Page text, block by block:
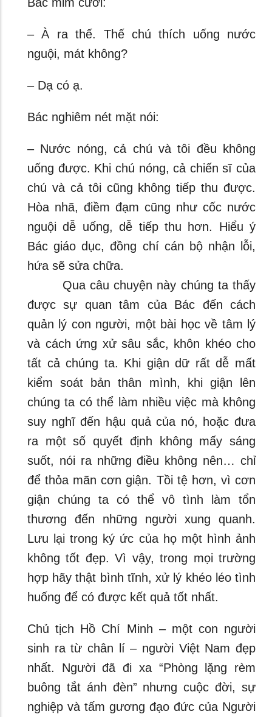
– À ra thế. Thế chú thích uống nước
nguội, mát không?
– Dạ có ạ.
Bác nghiêm nét mặt nói:
– Nước nóng, cả chú và tôi đều không
uống được. Khi chú nóng, cả chiến sĩ của
chú và cả tôi cũng không tiếp thu được.
Hòa nhã, điềm đạm cũng như cốc nước
nguội dễ uống, dễ tiếp thu hơn. Hiểu ý
Bác giáo dục, đồng chí cán bộ nhận lỗi,
hứa sẽ sửa chữa.
Qua câu chuyện này chúng ta thấy
được sự quan tâm của Bác đến cách
quản lý con người, một bài học về tâm lý
và cách ứng xử sâu sắc, khôn khéo cho
tất cả chúng ta. Khi giận dữ rất dễ mất
kiểm soát bản thân mình, khi giận lên
chúng ta có thể làm nhiều việc mà không
suy nghĩ đến hậu quả của nó, hoặc đưa
ra một số quyết định không mấy sáng
suốt, nói ra những điều không nên… chỉ
để thỏa mãn cơn giận. Tồi tệ hơn, vì cơn
giận chúng ta có thể vô tình làm tổn
thương đến những người xung quanh.
Lưu lại trong ký ức của họ một hình ảnh
không tốt đẹp. Vì vậy, trong mọi trường
hợp hãy thật bình tĩnh, xử lý khéo léo tình
huống để có được kết quả tốt nhất.
Chủ tịch Hồ Chí Minh – một con người
sinh ra từ chân lí – người Việt Nam đẹp
nhất. Người đã đi xa “Phòng lặng rèm
buông tắt ánh đèn” nhưng cuộc đời, sự
nghiệp và tấm gương đạo đức của Người